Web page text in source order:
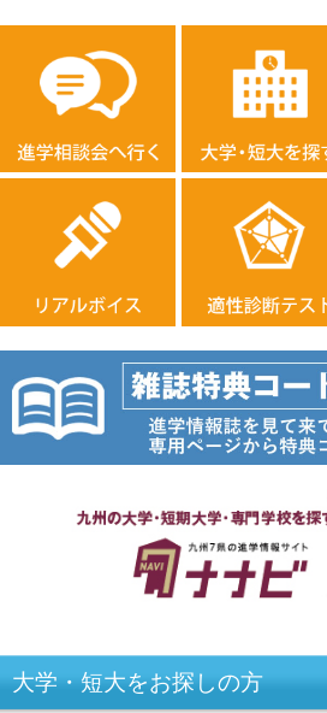
大学・短大をお探しの方